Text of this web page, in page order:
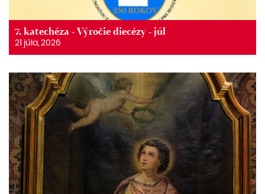
7. katechéza - Výročie diecézy - júl
21 júla, 2026